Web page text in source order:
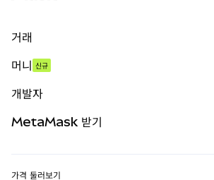
거래
무기한 선물
실물자산
머니 신규
개발자
MetaMask 받기
가격 둘러보기